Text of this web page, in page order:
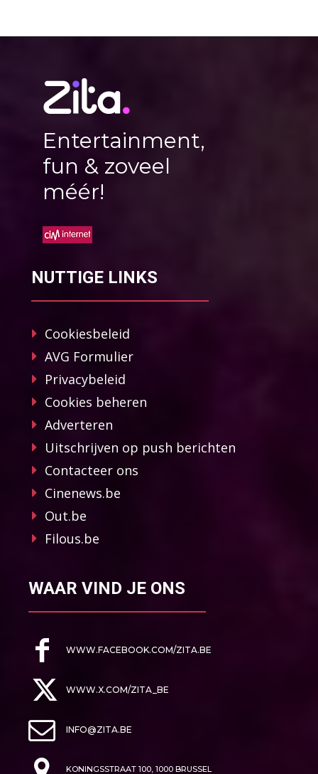
Entertainment,
fun & zoveel
méér!
NUTTIGE LINKS
Cookiesbeleid
AVG Formulier
Privacybeleid
Cookies beheren
Adverteren
Uitschrijven op push berichten
Contacteer ons
Cinenews.be
Out.be
Filous.be
WAAR VIND JE ONS
WWW.FACEBOOK.COM/ZITA.BE
WWW.X.COM/ZITA_BE
INFO@ZITA.BE
KONINGSSTRAAT 100, 1000 BRUSSEL